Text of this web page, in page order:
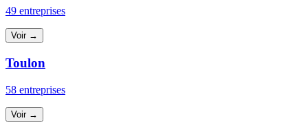
49 entreprises
Voir →
Toulon
58 entreprises
Voir →